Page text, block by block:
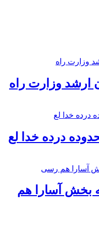
ارشد وزارت راه
درده خدا لع
بخش آسارا هم